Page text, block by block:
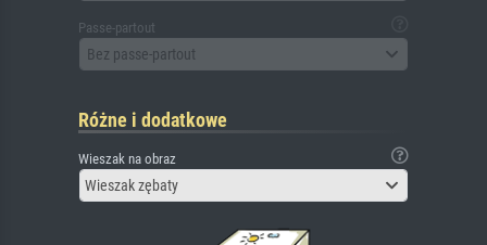
Passe-partout
Bez passe-partout
Różne i dodatkowe
Wieszak na obraz
Wieszak zębaty